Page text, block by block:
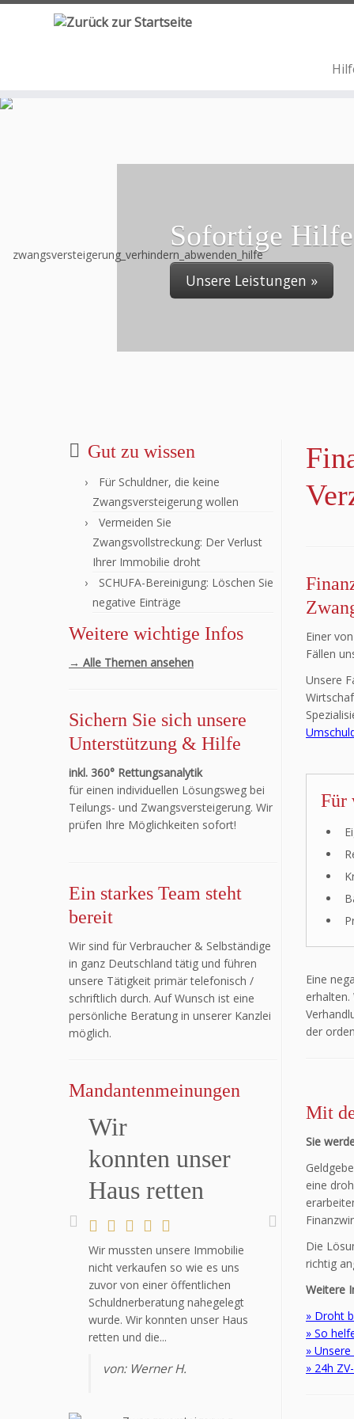
Zum
Sofortige Hilfe
Unsere Leistungen »
Gut zu wissen
Für Schuldner, die keine
Zwangsversteigerung wollen
Vermeiden Sie
Zwangsvollstreckung: Der Verlust
Ihrer Immobilie droht
SCHUFA-Bereinigung: Löschen Sie
negative Einträge
Weitere wichtige Infos
→ Alle Themen ansehen
Sichern Sie sich unsere
Unterstützung & Hilfe
inkl. 360° Rettungsanalytik
für einen individuellen Lösungsweg bei
Teilungs- und Zwangsversteigerung. Wir
prüfen Ihre Möglichkeiten sofort!
Ein starkes Team steht
bereit
Wir sind für Verbraucher & Selbständige
in ganz Deutschland tätig und führen
unsere Tätigkeit primär telefonisch /
schriftlich durch. Auf Wunsch ist eine
persönliche Beratung in unserer Kanzlei
möglich.
Mandantenmeinungen
Wir
konnten unser
Haus retten
Wir mussten unsere Immobilie
nicht verkaufen so wie es uns
zuvor von einer öffentlichen
Schuldnerberatung nahegelegt
wurde. Wir konnten unser Haus
retten und die...
von: Werner H.
Sehr guter
Service
Lösungswege sehr individuell
zugeschnitten. Engagiert,
verlässlich, freundlich und
schnell. Komeptente Beratung
und nachhaltige
Unterstützung. Sehr guter
Service.Empfehle ich sehr gerne
weiter!
von: L-Bur
Einer
Fällen
Unsere
Für
Eine
der
Mit
Sie
eine
Die
richtig
Weitere
» Droht
» So
»
» 24h